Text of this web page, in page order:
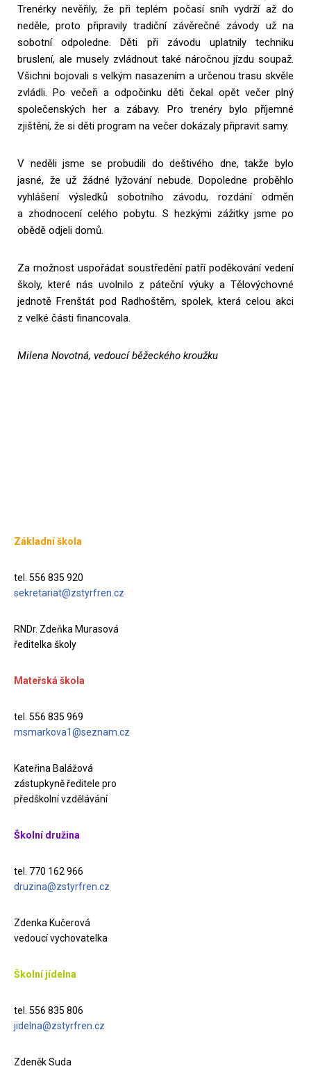
Trenérky nevěřily, že při teplém počasí sníh vydrží až do
neděle, proto připravily tradiční závěrečné závody už na
sobotní odpoledne. Děti při závodu uplatnily techniku
bruslení, ale musely zvládnout také náročnou jízdu soupaž.
Všichni bojovali s velkým nasazením a určenou trasu skvěle
zvládli. Po večeři a odpočinku děti čekal opět večer plný
společenských her a zábavy. Pro trenéry bylo příjemné
zjištění, že si děti program na večer dokázaly připravit samy.
V neděli jsme se probudili do deštivého dne, takže bylo
jasné, že už žádné lyžování nebude. Dopoledne proběhlo
vyhlášení výsledků sobotního závodu, rozdání odměn
a zhodnocení celého pobytu. S hezkými zážitky jsme po
obědě odjeli domů.
Za možnost uspořádat soustředění patří poděkování vedení
školy, které nás uvolnilo z páteční výuky a Tělovýchovné
jednotě Frenštát pod Radhoštěm, spolek, která celou akci
z velké části financovala.
Milena Novotná, vedoucí běžeckého kroužku
Základní škola
tel. 556 835 920
sekretariat@zstyrfren.cz
RNDr. Zdeňka Murasová
ředitelka školy
Mateřská škola
tel. 556 835 969
msmarkova1@seznam.cz
Kateřina Balážová
zástupkyně ředitele pro
předškolní vzdělávání
Školní družina
tel. 770 162 966
druzina@zstyrfren.cz
Zdenka Kučerová
vedoucí vychovatelka
Školní jídelna
tel. 556 835 806
jidelna@zstyrfren.cz
Zdeněk Suda